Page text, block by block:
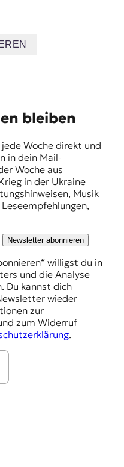
bleiben
Woche direkt und
in dein Mail-
Woche aus
in der Ukraine
Musik
Newsletter abonnieren
willigst du in
und die Analyse
Du kannst dich
wieder
zur
zum Widerruf
.